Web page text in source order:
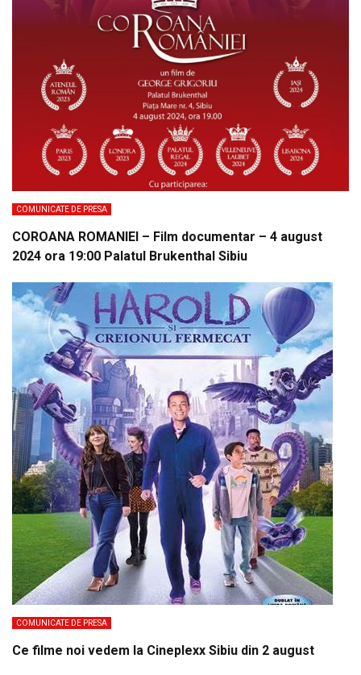
COMUNICATE DE PRESA
COROANA ROMANIEI – Film documentar – 4 august
2024 ora 19:00 Palatul Brukenthal Sibiu
COMUNICATE DE PRESA
Ce filme noi vedem la Cineplexx Sibiu din 2 august